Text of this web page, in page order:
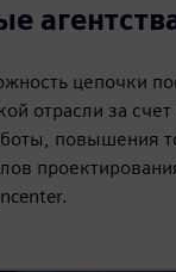
цепочки
отрасли за
повышения